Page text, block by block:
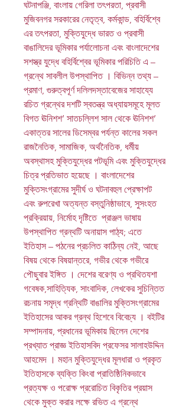
ঘটনাপঞ্জি, বাংলায় গেরিলা তৎপরতা, প্রবাসী
মুজিবনগর সরকারের নেতৃত্ব, কর্মকান্ড, বহির্বিশ্বে
এর তৎপরতা, মুক্তিযুদ্ধে ভারত ও প্রবাসী
বাঙালিদের ভূমিকার পর্যালোচনা এবং বাংলাদেশের
সশস্ত্র যুদ্ধে বহির্বিশ্বের ভূমিকার পরিচিতি এ –
গ্রন্থে সাবলীল উপস্থাপিত । বিভিন্ন তথ্য –
প্রমাণ, গুরুত্বপূর্ণ দলিলদস্তাবেজের সাহায্যে
রচিত গ্রন্থের দশটি স্বতন্ত্র অধ্যায়সমূহে মূলত
বিগত ঊনিশশ’ সাতচল্লিশ সাল থেকে ঊনিশশ’
একাত্তর সালের ডিসেম্বর পর্যন্ত কালের সকল
রাজনৈতিক, সামাজিক, অর্থনৈতিক, ধর্মীয়
অবস্থাসহ মুক্তিযুদ্ধের পটভূমি এবং মুক্তিযুদ্ধের
চিত্র প্রতিভাত হয়েছে । বাংলাদেশের
মুক্তিসংগ্রামের সুদীর্ঘ ও ঘটনাবহুল প্রেক্ষাপট
এবং রুপরেখা অত্যন্ত বস্তুনিষ্ঠাভাবে, সুসংহত
প্রক্রিয়ায়, নির্মোহ দৃষ্টিতে প্রাঞ্জল ভাষায়
উপস্থাপিত গ্রন্থটি অনায়াস পাঠ্য; এতে
ইতিহাস – পঠনের প্রচলিত কাঠিন্য নেই, আছে
বিষয় থেকে বিষয়ান্তরে, গভীর থেকে গভীরে
পৌছুবার ইঙ্গিত । দেশের বরেণ্য ও প্রথিতযশা
গবেষক,সাহিত্যিক, সাংবাদিক, লেখকের সুচিন্তিত
রচনায় সমৃদ্ধ গ্রন্থিটি বাঙালির মুক্তিসংগ্রামের
ইতিহাসের আকর গ্রন্থ হিশেবে বিবেচ্য । বইটির
সম্পাদনায়, প্রধানের ভূমিকায় ছিলেন দেশের
প্রখ্যাত প্রাজ্ঞ ইতিহাসবিদ প্রফেসর সালাহউদ্দিন
আহমেদ । মহান মুক্তিযুদ্ধের মূলধারা ও প্রকৃত
ইতিহাসকে ব্যক্তি কিংবা প্রাতিষ্ঠিনিকভাবে
প্রত্যক্ষ ও পরোক্ষ প্ররোচিত বিকৃতির প্রয়াস
থেকে মুক্ত করার লক্ষে রভিত এ গ্রন্থে